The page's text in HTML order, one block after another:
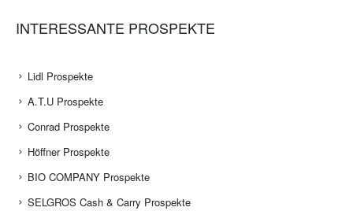
INTERESSANTE PROSPEKTE
Lidl Prospekte
A.T.U Prospekte
Conrad Prospekte
Höffner Prospekte
BIO COMPANY Prospekte
SELGROS Cash & Carry Prospekte